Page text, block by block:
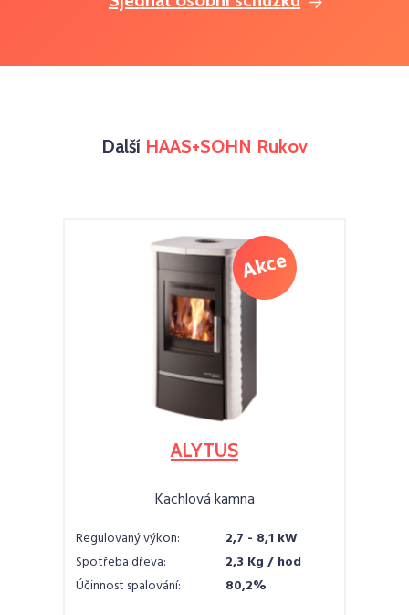
Další HAAS+SOHN Rukov
ALYTUS
Kachlová kamna
Regulovaný výkon:
2,7 - 8,1 kW
Spotřeba dřeva:
2,3 Kg / hod
Účinnost spalování:
80,2%